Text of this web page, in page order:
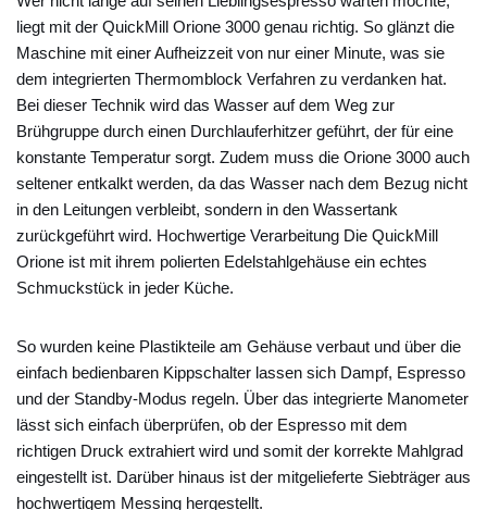
liegt mit der QuickMill Orione 3000 genau richtig. So glänzt die
Maschine mit einer Aufheizzeit von nur einer Minute, was sie
dem integrierten Thermomblock Verfahren zu verdanken hat.
Bei dieser Technik wird das Wasser auf dem Weg zur
Brühgruppe durch einen Durchlauferhitzer geführt, der für eine
konstante Temperatur sorgt. Zudem muss die Orione 3000 auch
seltener entkalkt werden, da das Wasser nach dem Bezug nicht
in den Leitungen verbleibt, sondern in den Wassertank
zurückgeführt wird. Hochwertige Verarbeitung Die QuickMill
Orione ist mit ihrem polierten Edelstahlgehäuse ein echtes
Schmuckstück in jeder Küche.
So wurden keine Plastikteile am Gehäuse verbaut und über die
einfach bedienbaren Kippschalter lassen sich Dampf, Espresso
und der Standby-Modus regeln. Über das integrierte Manometer
lässt sich einfach überprüfen, ob der Espresso mit dem
richtigen Druck extrahiert wird und somit der korrekte Mahlgrad
eingestellt ist. Darüber hinaus ist der mitgelieferte Siebträger aus
hochwertigem Messing hergestellt.